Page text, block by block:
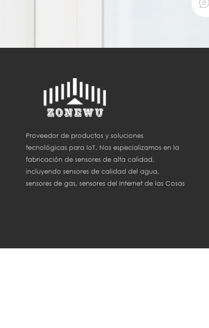
Proveedor de productos y soluciones
tecnológicas para IoT. Nos especializamos en la
fabricación de sensores de alta calidad,
incluyendo sensores de calidad del agua,
sensores de gas, sensores del Internet de las Cosas